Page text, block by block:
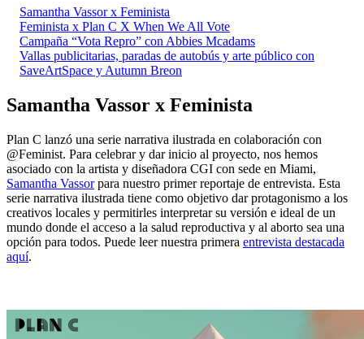
Samantha Vassor x Feminista
Feminista x Plan C X When We All Vote
Campaña “Vota Repro” con Abbies Mcadams
Vallas publicitarias, paradas de autobús y arte público con
SaveArtSpace y Autumn Breon
Samantha Vassor x Feminista
Plan C lanzó una serie narrativa ilustrada en colaboración con
@Feminist. Para celebrar y dar inicio al proyecto, nos hemos
asociado con la artista y diseñadora CGI con sede en Miami,
Samantha Vassorpara nuestro primer reportaje de entrevista. Esta
serie narrativa ilustrada tiene como objetivo dar protagonismo a los
creativos locales y permitirles interpretar su versión e ideal de un
mundo donde el acceso a la salud reproductiva y al aborto sea una
opción para todos. Puede leer nuestra primera entrevista destacada
aquí.